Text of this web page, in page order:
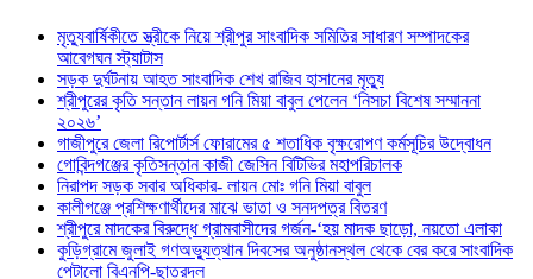
মৃত্যুবার্ষিকীতে স্ত্রীকে নিয়ে শ্রীপুর সাংবাদিক সমিতির সাধারণ সম্পাদকের
আবেগঘন স্ট্যাটাস
সড়ক দুর্ঘটনায় আহত সাংবাদিক শেখ রাজিব হাসানের মৃত্যু
শ্রীপুরের কৃতি সন্তান লায়ন গনি মিয়া বাবুল পেলেন ‘নিসচা বিশেষ সম্মাননা
২০২৬’
গাজীপুরে জেলা রিপোর্টার্স ফোরামের ৫ শতাধিক বৃক্ষরোপণ কর্মসূচির উদ্বোধন
গোবিন্দগঞ্জের কৃতিসন্তান কাজী জেসিন বিটিভির মহাপরিচালক
নিরাপদ সড়ক সবার অধিকার- লায়ন মোঃ গনি মিয়া বাবুল
কালীগঞ্জে প্রশিক্ষণার্থীদের মাঝে ভাতা ও সনদপত্র বিতরণ
শ্রীপুরে মাদকের বিরুদ্ধে গ্রামবাসীদের গর্জন-‘হয় মাদক ছাড়ো, নয়তো এলাকা
কুড়িগ্রামে জুলাই গণঅভ্যুত্থান দিবসের অনুষ্ঠানস্থল থেকে বের করে সাংবাদিক
পেটালো বিএনপি-ছাত্রদল